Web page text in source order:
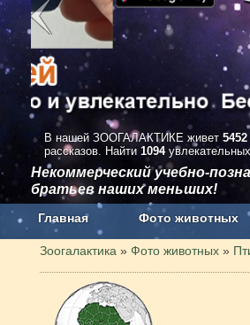
В нашей ЗООГАЛАКТИКЕ живет 5452
рассказов. Найти 1094
Некоммерческий учебно-
братьев наших меньших!
Главная Фото животных
Наши приложения. Бесплатно и
Зоогалактика » Фото животных »